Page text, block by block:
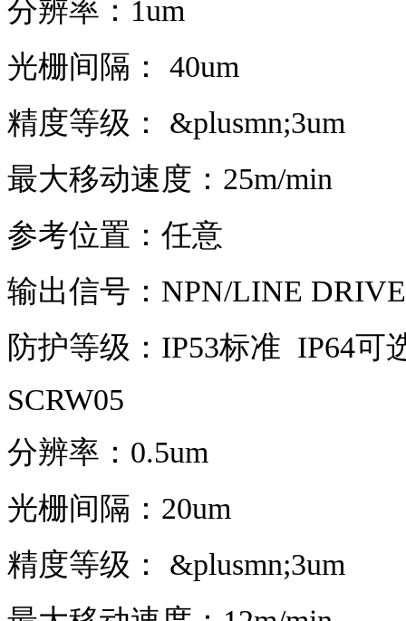
分辨率：1um
光栅间隔： 40um
精度等级： &plusmn;3um
最大移动速度：25m/min
参考位置：任意
输出信号：NPN/LINE
防护等级：IP53标准 IP64可
SCRW05
分辨率：0.5um
光栅间隔：20um
精度等级： &plusmn;3um